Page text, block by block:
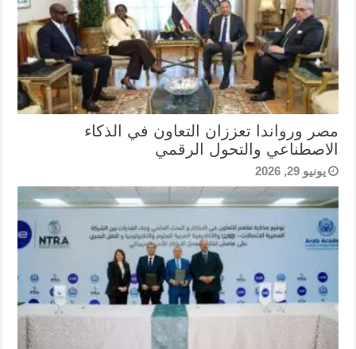
مصر ورواندا تعززان التعاون في الذكاء
الاصطناعي والتحول الرقمي
يونيو 29, 2026